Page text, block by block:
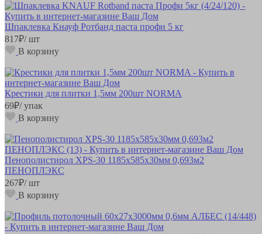
Шпаклевка Кнауф Ротбанд паста профи 5 кг
817₽/ шт
В корзину
Крестики для плитки 1,5мм 200шт NORMA
69₽/ упак
В корзину
Пенополистирол XPS-30 1185х585х30мм 0,693м2
ПЕНОПЛЭКС
267₽/ шт
В корзину